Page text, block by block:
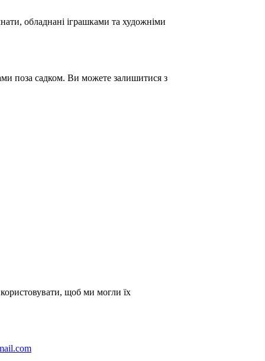
обладнані іграшками та художніми
поза садком. Ви можете залишитися з
щоб ми могли їх